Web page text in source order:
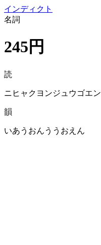
インディクト
名詞
245円
読
ニヒャクヨンジュウゴエン
韻
いあうおんううおえん